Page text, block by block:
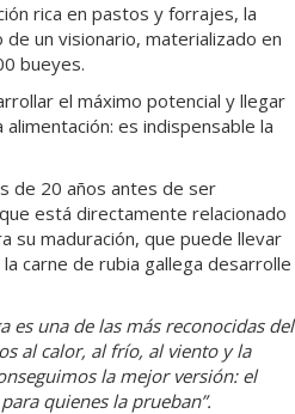
rica en pastos y forrajes, la
de un visionario, materializado en
bueyes.
el máximo potencial y llegar
es indispensable la
de 20 años antes de ser
está directamente relacionado
su maduración, que puede llevar
carne de rubia gallega desarrolle
es una de las más reconocidas del
al calor, al frío, al viento y la
la mejor versión: el
quienes la prueban”.